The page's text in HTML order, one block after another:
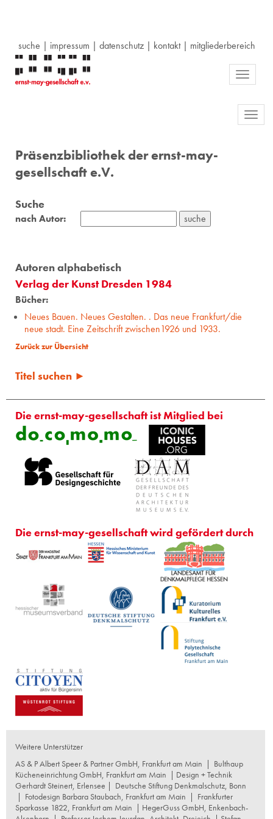
suche | impressum | datenschutz| kontakt| mitgliederbereich
Toggle
Präsenzbibliothek der ernst-may-
gesellschaft e.V.
Suche
nach Autor:
Autoren alphabetisch
Verlag der Kunst Dresden 1984
Bücher:
Neues Bauen. Neues Gestalten. . Das neue Frankfurt/die
neue stadt. Eine Zeitschrift zwischen1926 und 1933.
Zurück zur Übersicht
Titel suchen ►
Die ernst-may-gesellschaft ist Mitglied bei
Die ernst-may-gesellschaft wird gefördert durch
Weitere Unterstützer
AS & P Albert Speer & Partner GmbH, Frankfurt am Main | Bulthaup
Kücheneinrichtung GmbH, Frankfurt am Main | Design + Technik
Gerhardt Steinert, Erlensee | Deutsche Stiftung Denkmalschutz, Bonn
| Fotodesign Barbara Staubach, Frankfurt am Main | Frankfurter
Sparkasse 1822, Frankfurt am Main | HegerGuss GmbH, Enkenbach-